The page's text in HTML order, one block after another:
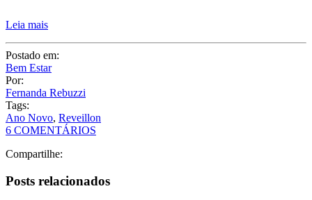
Leia mais
Postado em:
Bem Estar
Por:
Fernanda Rebuzzi
Tags:
Ano Novo, Reveillon
6 COMENTÁRIOS
Compartilhe:
Posts relacionados